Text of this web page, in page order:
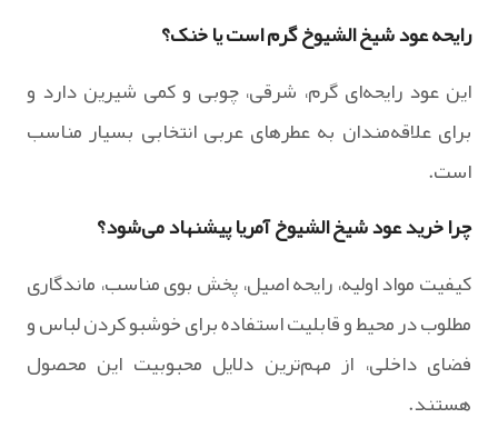
رایحه عود شیخ الشیوخ گرم است یا خنک؟
این عود رایحه‌ای گرم، شرقی، چوبی و کمی شیرین دارد و
برای علاقه‌مندان به عطرهای عربی انتخابی بسیار مناسب
است.
چرا خرید عود شیخ الشیوخ آمریا پیشنهاد می‌شود؟
کیفیت مواد اولیه، رایحه اصیل، پخش بوی مناسب، ماندگاری
مطلوب در محیط و قابلیت استفاده برای خوشبو کردن لباس و
فضای داخلی، از مهم‌ترین دلایل محبوبیت این محصول
هستند.